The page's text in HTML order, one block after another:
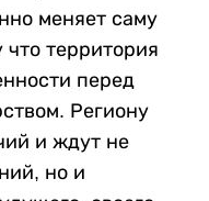
меняет саму
что территория
перед
Региону
и ждут не
но и